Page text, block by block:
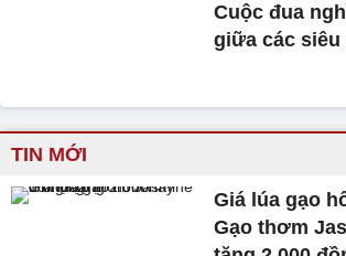
Cuộc đua
giữa các
TIN MỚI
Giá lúa gạo
Gạo thơm